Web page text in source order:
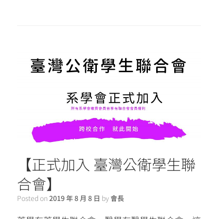
【正式加入 臺灣公衛學生聯
合會】
Posted on 2019 年 8 月 8 日 by會長